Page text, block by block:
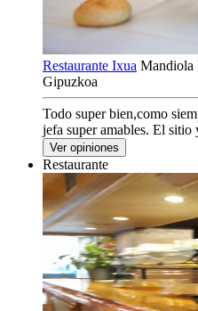
Restaurante Ixua Mandiola
Gipuzkoa
Todo super bien,como
jefa super amables. El
Ver opiniones
Restaurante